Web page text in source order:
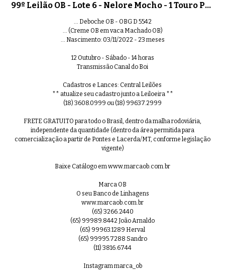
99º Leilão OB - Lote 6 - Nelore Mocho - 1 Touro PO Registrado
... Deboche OB - OBG D 5542
... (Creme OB em vaca Machado OB)
... Nascimento: 03/11/2022 - 23 meses
12 Outubro - Sábado - 14 horas
Transmissão Canal do Boi
Cadastros e Lances: Central Leilões
** atualize seu cadastro junto a Leiloeira **
(18) 3608.0999 ou (18) 99637.2999
FRETE GRATUITO para todo o Brasil, dentro da malha rodoviária,
independente da quantidade (dentro da área permitida para
comercialização a partir de Pontes e Lacerda/MT, conforme legislação
vigente)
Baixe Catálogo em www.marcaob.com.br
Marca OB
O seu Banco de Linhagens
www.marcaob.com.br
(65) 3266.2440
(65) 99989.8442 João Arnaldo
(65) 99963.1289 Herval
(65) 99995.7288 Sandro
(11) 3816.6744
Instagram marca_ob